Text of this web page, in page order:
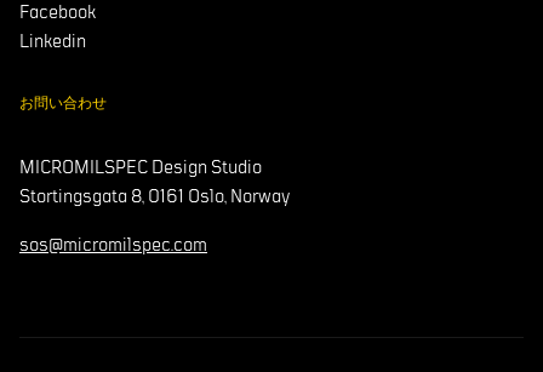
Facebook
Linkedin
お問い合わせ
MICROMILSPEC Design Studio
Stortingsgata 8, 0161 Oslo, Norway
sos@micromilspec.com